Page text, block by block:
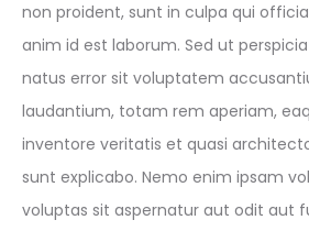
non proident, sunt in culpa qui
anim id est laborum. Sed ut
natus error sit voluptatem
laudantium, totam rem aperiam,
inventore veritatis et quasi
sunt explicabo. Nemo enim ipsam
voluptas sit aspernatur aut odit aut